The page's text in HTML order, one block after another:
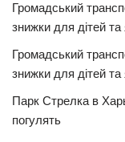
Громадський
знижки для дітей
Громадський
знижки для дітей
Парк Стрелка в
погулять